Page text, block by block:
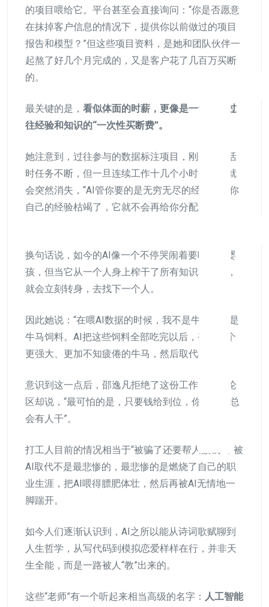
的项目喂给它。平台甚至会直接询问：“你是否愿意
在抹掉客户信息的情况下，提供你以前做过的项目
报告和模型？”但这些项目资料，是她和团队伙伴一
起熬了好几个月完成的，又是客户花了几百万买断
的。
最关键的是， 看似体面的时薪，更像是一笔对你过
往经验和知识的“一次性买断费”。
她注意到，过往参与的数据标注项目，刚开始接活
时任务不断，但一旦连续工作十几个小时，任务就
会突然消失，“AI管你要的是无穷无尽的经验，等你
自己的经验枯竭了，它就不会再给你分配新任务
换句话说，如今的AI像一个不停哭闹着要吃奶的婴
孩，但当它从一个人身上榨干了所有知识和经验，
就会立刻转身，去找下一个人。
因此她说：“在喂AI数据的时候，我不是牛马，我是
牛马饲料。AI把这些饲料全部吃完以后，变成一个
更强大、更加不知疲倦的牛马，然后取代我。”
意识到这一点后，邵逸凡拒绝了这份工作，但评论
区却说，“最可怕的是，只要钱给到位，你不干，总
会有人干”。
打工人目前的情况相当于“被骗了还要帮人数钱”，被
AI取代不是最悲惨的，最悲惨的是燃烧了自己的职
业生涯，把AI喂得膘肥体壮，然后再被AI无情地一
脚踹开。
如今人们逐渐认识到，AI之所以能从诗词歌赋聊到
人生哲学，从写代码到模拟恋爱样样在行，并非天
生全能，而是一路被人“教”出来的。
这些“老师”有一个听起来相当高级的名字： 人工智能